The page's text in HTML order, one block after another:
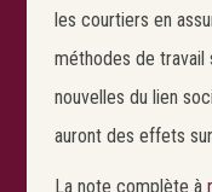
les courtiers en
méthodes de travail
nouvelles du lien
auront des effets
La note complète à